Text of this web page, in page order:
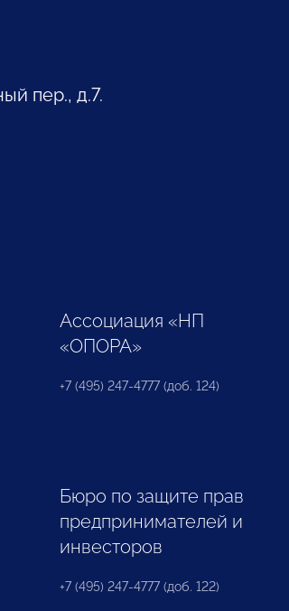
пер., д.7.
Ассоциация «НП
«ОПОРА»
+7 (495) 247-4777 (доб. 124)
Бюро по защите прав
предпринимателей и
инвесторов
+7 (495) 247-4777 (доб. 122)